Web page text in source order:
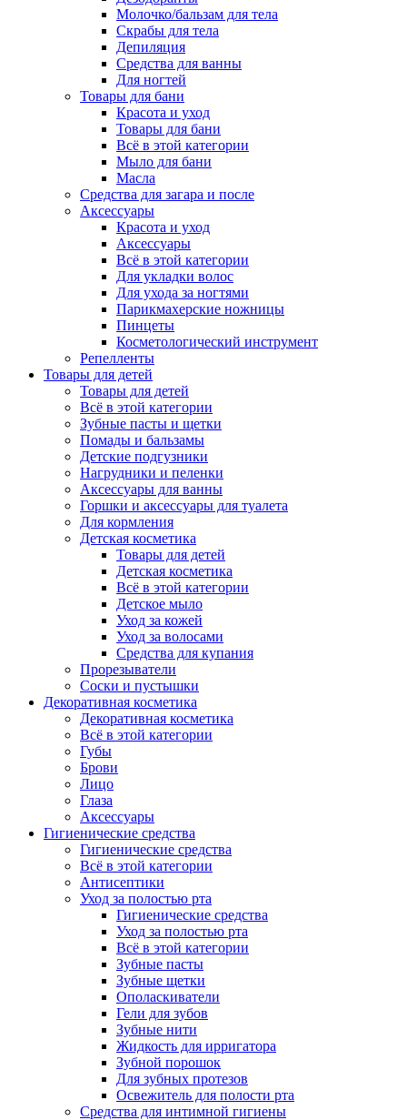
Молочко/бальзам для тела
Скрабы для тела
Депиляция
Средства для ванны
Для ногтей
Товары для бани
Красота и уход
Товары для бани
Всё в этой категории
Мыло для бани
Масла
Средства для загара и после
Аксессуары
Красота и уход
Аксессуары
Всё в этой категории
Для укладки волос
Для ухода за ногтями
Парикмахерские ножницы
Пинцеты
Косметологический инструмент
Репелленты
Товары для детей
Товары для детей
Всё в этой категории
Зубные пасты и щетки
Помады и бальзамы
Детские подгузники
Нагрудники и пеленки
Аксессуары для ванны
Горшки и аксессуары для туалета
Для кормления
Детская косметика
Товары для детей
Детская косметика
Всё в этой категории
Детское мыло
Уход за кожей
Уход за волосами
Средства для купания
Прорезыватели
Соски и пустышки
Декоративная косметика
Декоративная косметика
Всё в этой категории
Губы
Брови
Лицо
Глаза
Аксессуары
Гигиенические средства
Гигиенические средства
Всё в этой категории
Антисептики
Уход за полостью рта
Гигиенические средства
Уход за полостью рта
Всё в этой категории
Зубные пасты
Зубные щетки
Ополаскиватели
Гели для зубов
Зубные нити
Жидкость для ирригатора
Зубной порошок
Для зубных протезов
Освежитель для полости рта
Средства для интимной гигиены